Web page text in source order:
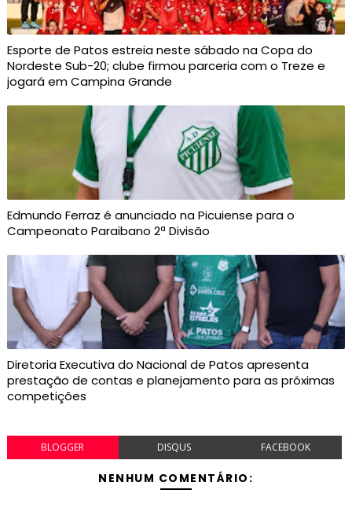
Esporte de Patos estreia neste sábado na Copa do
Nordeste Sub-20; clube firmou parceria com o Treze e
jogará em Campina Grande
Edmundo Ferraz é anunciado na Picuiense para o
Campeonato Paraibano 2ª Divisão
Diretoria Executiva do Nacional de Patos apresenta
prestação de contas e planejamento para as próximas
competições
BLOGGER DISQUS FACEBOOK
NENHUM COMENTÁRIO: